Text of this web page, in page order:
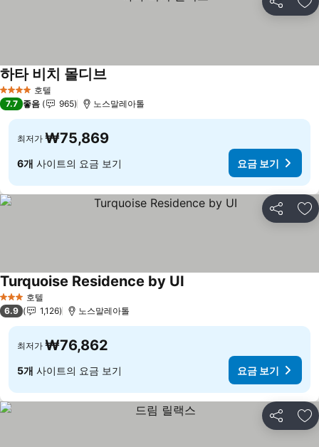
공유 즐
4 성급 호텔
하타 비치 몰디브요금 보기
7.7 좋음 965 노스말레아톨
최저가 ₩75,869
6개 사이트의 요금 보기 요금 보기
공유 즐
3 성급 호텔
Turquoise Residence by UI
6.9 1,126 노스말레아톨
최저가 ₩76,862
5개 사이트의 요금 보기 요금 보기
공유 즐